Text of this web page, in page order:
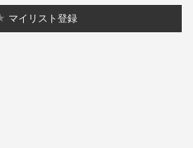
マイリスト登録